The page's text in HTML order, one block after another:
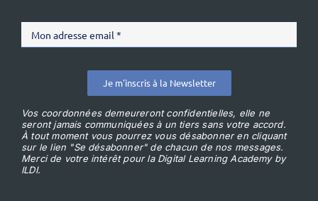
Je m'inscris à la Newsletter
Vos coordonnées demeureront confidentielles, elle ne
seront jamais communiquées à un tiers sans votre accord.
À tout moment vous pourrez vous désabonner en cliquant
sur le lien "Se désabonner" de chacun de nos messages.
Merci de votre intérêt pour la Digital Learning Academy by
ILDI.